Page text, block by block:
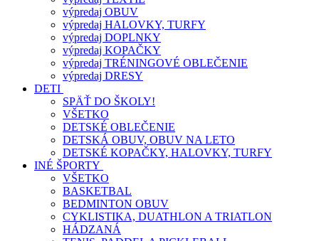
výpredaj OBUV
výpredaj HALOVKY, TURFY
výpredaj DOPLNKY
výpredaj KOPAČKY
výpredaj TRÉNINGOVÉ OBLEČENIE
výpredaj DRESY
DETI
SPÄŤ DO ŠKOLY!
VŠETKO
DETSKÉ OBLEČENIE
DETSKÁ OBUV, OBUV NA LETO
DETSKÉ KOPAČKY, HALOVKY, TURFY
INÉ ŠPORTY
VŠETKO
BASKETBAL
BEDMINTON OBUV
CYKLISTIKA, DUATHLON A TRIATLON
HÁDZANÁ